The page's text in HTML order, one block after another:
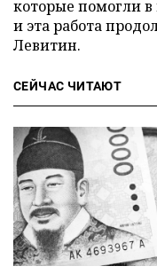
которые помогли в
и эта работа
Левитин.
СЕЙЧАС ЧИТАЮТ